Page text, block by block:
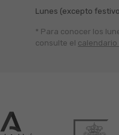
Lunes (excepto
* Para conocer los
consulte el